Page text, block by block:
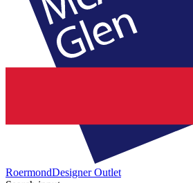
RoermondDesigner Outlet